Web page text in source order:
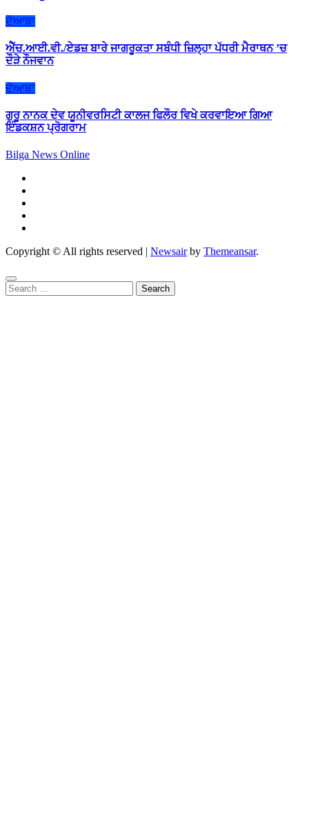
ਦੋਆਬਾ
ਐੱਚ.ਆਈ.ਵੀ./ਏਡਜ਼ ਬਾਰੇ ਜਾਗਰੂਕਤਾ ਸਬੰਧੀ ਜ਼ਿਲ੍ਹਾ ਪੱਧਰੀ ਮੈਰਾਥਨ ’ਚ
ਦੌੜੇ ਨੌਜਵਾਨ
ਦੋਆਬਾ
ਗੁਰੂ ਨਾਨਕ ਦੇਵ ਯੂਨੀਵਰਸਿਟੀ ਕਾਲਜ ਫਿਲੌਰ ਵਿਖੇ ਕਰਵਾਇਆ ਗਿਆ
ਇੰਡਕਸ਼ਨ ਪ੍ਰੋਗਰਾਮ
Bilga News Online
Copyright © All rights reserved | Newsairby Themeansar.
Search
for: